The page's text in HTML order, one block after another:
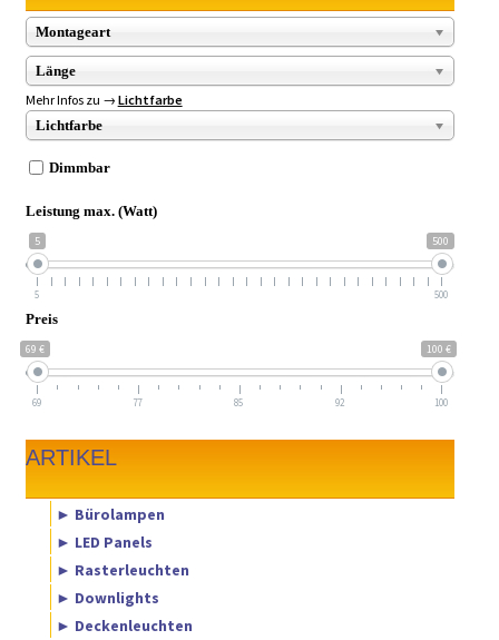
Montageart
Länge
Mehr Infos zu → Lichtfarbe
Lichtfarbe
Dimmbar
Leistung max. (Watt)
5 500
5 500
Preis
69 € 100 €
69 77 85 92 100
ARTIKEL
► Bürolampen
► LED Panels
► Rasterleuchten
► Downlights
► Deckenleuchten